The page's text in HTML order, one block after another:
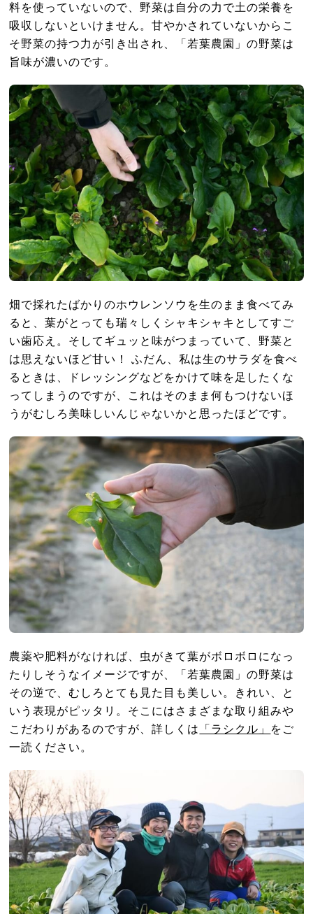
料を使っていないので、野菜は自分の力で土の栄養を
吸収しないといけません。甘やかされていないからこ
そ野菜の持つ力が引き出され、「若葉農園」の野菜は
旨味が濃いのです。
畑で採れたばかりのホウレンソウを生のまま食べてみ
ると、葉がとっても瑞々しくシャキシャキとしてすご
い歯応え。そしてギュッと味がつまっていて、野菜と
は思えないほど甘い！ ふだん、私は生のサラダを食べ
るときは、ドレッシングなどをかけて味を足したくな
ってしまうのですが、これはそのまま何もつけないほ
うがむしろ美味しいんじゃないかと思ったほどです。
農薬や肥料がなければ、虫がきて葉がボロボロになっ
たりしそうなイメージですが、「若葉農園」の野菜は
その逆で、むしろとても見た目も美しい。きれい、と
いう表現がピッタリ。そこにはさまざまな取り組みや
こだわりがあるのですが、詳しくは
「ラシクル」 をご
一読ください。